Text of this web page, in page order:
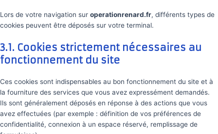
Lors de votre navigation sur operationrenard.fr, différents types de
cookies peuvent être déposés sur votre terminal.
3.1. Cookies strictement nécessaires au
fonctionnement du site
Ces cookies sont indispensables au bon fonctionnement du site et à
la fourniture des services que vous avez expressément demandés.
Ils sont généralement déposés en réponse à des actions que vous
avez effectuées (par exemple : définition de vos préférences de
confidentialité, connexion à un espace réservé, remplissage de